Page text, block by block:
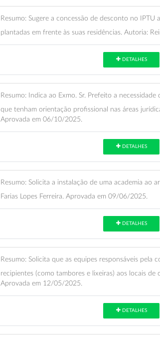
Resumo: Sugere a concessão de desconto no
plantadas em frente às suas residências. Autoria:
DETALHES
Resumo: Indica ao Exmo. Sr. Prefeito a
que tenham orientação profissional nas áreas
Aprovada em 06/10/2025.
DETALHES
Resumo: Solicita a instalação de uma academia ao
Farias Lopes Ferreira. Aprovada em 09/06/2025.
DETALHES
Resumo: Solicita que as equipes responsáveis pela
recipientes (como tambores e lixeiras) aos locais de
Aprovada em 12/05/2025.
DETALHES